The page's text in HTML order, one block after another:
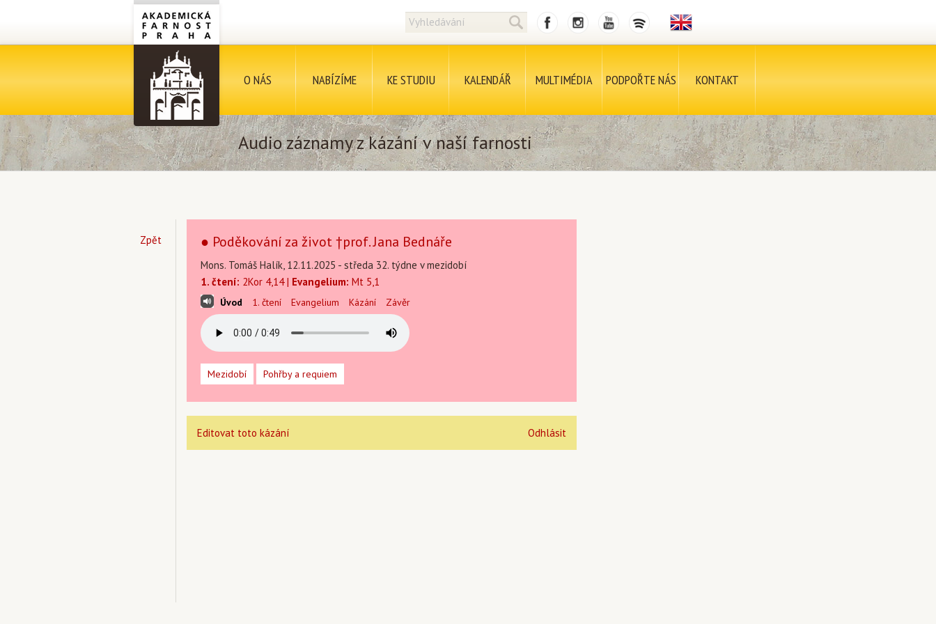
O NÁS NABÍZÍME KE STUDIU KALENDÁŘ MULTIMÉDIA PODPOŘTE NÁS KONTAKT
Audio záznamy z kázání v naší farnosti
Zpět ● Poděkování za život †prof. Jana Bednáře
Mons. Tomáš Halík, 12.11.2025 - středa 32. týdne v mezidobí
1. čtení: 2Kor 4,14 | Evangelium: Mt 5,1
Úvod 1. čtení Evangelium Kázání Závěr
Mezidobí Pohřby a requiem
Editovat toto kázání Odhlásit